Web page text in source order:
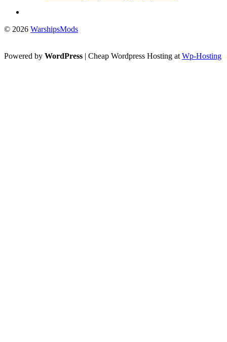
© 2026 WarshipsMods
Powered by WordPress | Cheap Wordpress Hosting at Wp-Hosting